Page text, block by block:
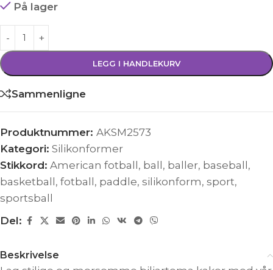
På lager
LEGG I HANDLEKURV
Sammenligne
Produktnummer: AKSM2573
Kategori: Silikonformer
Stikkord: American fotball , ball , baller, baseball ,
basketball , fotball , paddle, silikonform, sport,
sportsball
Del:
Beskrivelse